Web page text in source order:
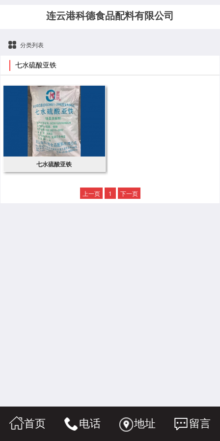
连云港科德食品配料有限公司
分类列表
七水硫酸亚铁
七水硫酸亚铁
上一页 1 下一页
首页 电话 地址 留言